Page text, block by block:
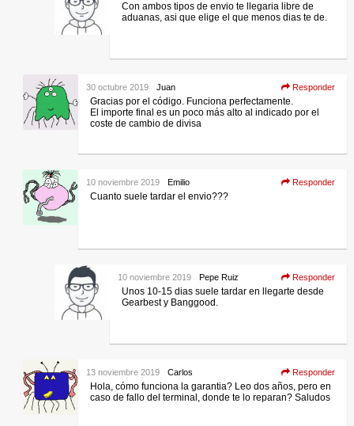
Con ambos tipos de envio te llegaria libre de
aduanas, asi que elige el que menos dias te de.
Juan
30 octubre 2019 Responder
Gracias por el código. Funciona perfectamente.
El importe final es un poco más alto al indicado por el
coste de cambio de divisa
Emilio
10 noviembre 2019 Responder
Cuanto suele tardar el envio???
Pepe Ruiz
10 noviembre 2019 Responder
Unos 10-15 dias suele tardar en llegarte desde
Gearbest y Banggood.
Carlos
13 noviembre 2019 Responder
Hola, cómo funciona la garantia? Leo dos años, pero en
caso de fallo del terminal, donde te lo reparan? Saludos